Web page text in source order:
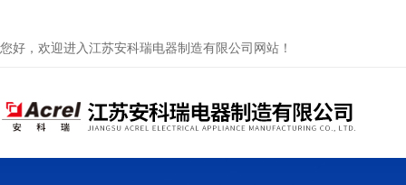
您好，欢迎进入江苏安科瑞电器制造有限公司网站！